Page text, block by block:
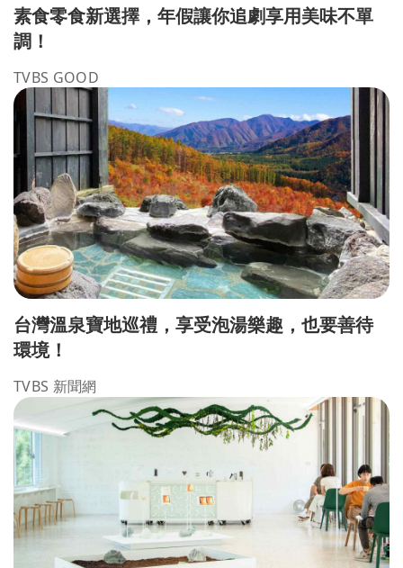
素食零食新選擇，年假讓你追劇享用美味不單
調！
TVBS GOOD
台灣溫泉寶地巡禮，享受泡湯樂趣，也要善待
環境！
TVBS 新聞網